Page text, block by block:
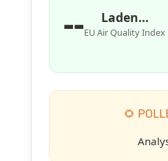
-- Laden...
EU Air Quality Index
🌻